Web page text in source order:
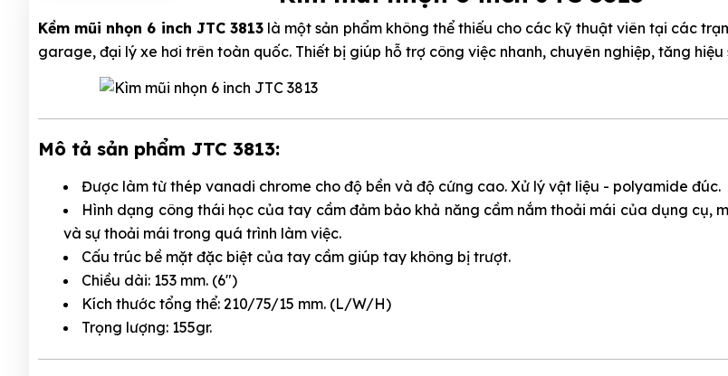
Kềm mũi nhọn 6 inch JTC 3813là một sản phẩm không thể thiếu cho các kỹ thuật viên tại các
garage, đại lý xe hơi trên toàn quốc. Thiết bị giúp hỗ trợ công việc nhanh, chuyên nghiệp, tăng hiệu
Mô tả sản phẩm JTC 3813:
Được làm từ thép vanadi chrome cho độ bền và độ cứng cao. Xử lý vật liệu - polyamide đúc.
Hình dạng công thái học của tay cầm đảm bảo khả năng cầm nắm thoải mái của dụng cụ,
và sự thoải mái trong quá trình làm việc.
Cấu trúc bề mặt đặc biệt của tay cầm giúp tay không bị trượt.
Chiều dài: 153 mm. (6")
Kích thước tổng thể: 210/75/15 mm. (L/W/H)
Trọng lượng: 155gr.